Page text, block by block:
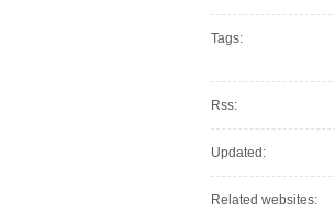
Tags:
Rss:
Updated:
Related websites: